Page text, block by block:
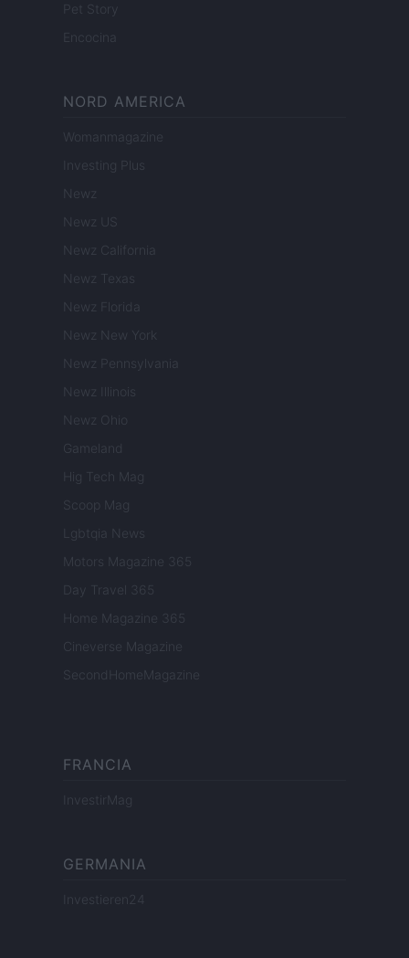
Pet Story
Encocina
NORD AMERICA
Womanmagazine
Investing Plus
Newz
Newz US
Newz California
Newz Texas
Newz Florida
Newz New York
Newz Pennsylvania
Newz Illinois
Newz Ohio
Gameland
Hig Tech Mag
Scoop Mag
Lgbtqia News
Motors Magazine 365
Day Travel 365
Home Magazine 365
Cineverse Magazine
SecondHomeMagazine
FRANCIA
InvestirMag
GERMANIA
Investieren24